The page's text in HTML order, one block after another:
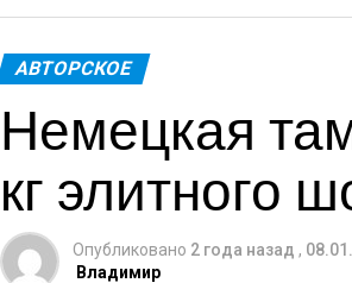
АВТОРСКОЕ
Немецкая
кг элитного
Опубликовано 2 года назад ,
Владимир